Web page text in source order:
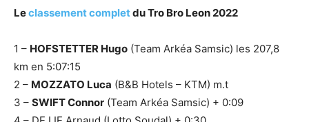
Leclassement completdu Tro Bro Leon 2022
1 – HOFSTETTER Hugo (Team Arkéa Samsic) les 207,8
km en 5:07:15
2 – MOZZATO Luca (B&B Hotels – KTM) m.t
3 – SWIFT Connor (Team Arkéa Samsic) + 0:09